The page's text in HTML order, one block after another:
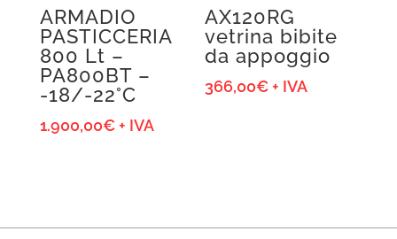
ARMADIO
PASTICCERIA
800 Lt –
PA800BT –
-18/-22°C
1.900,00€ + IVA
AX120RG
vetrina bibite
da appoggio
366,00€+ IVA